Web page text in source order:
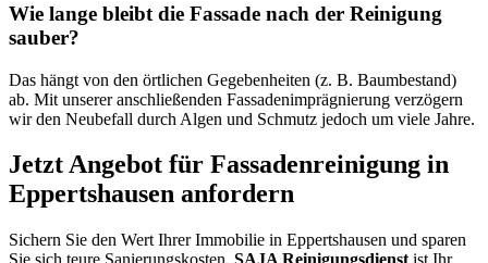
Wie lange bleibt die Fassade nach der Reinigung
sauber?
Das hängt von den örtlichen Gegebenheiten (z. B. Baumbestand)
ab. Mit unserer anschließenden Fassadenimprägnierung verzögern
wir den Neubefall durch Algen und Schmutz jedoch um viele Jahre.
Jetzt Angebot für Fassadenreinigung in
Eppertshausen anfordern
Sichern Sie den Wert Ihrer Immobilie in Eppertshausen und sparen